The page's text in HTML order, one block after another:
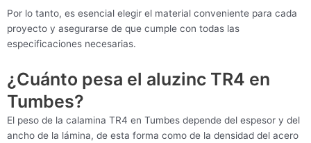
Por lo tanto, es esencial elegir el material conveniente para cada
proyecto y asegurarse de que cumple con todas las
especificaciones necesarias.
¿Cuánto pesa el aluzinc TR4 en
Tumbes?
El peso de la calamina TR4 en Tumbes depende del espesor y del
ancho de la lámina, de esta forma como de la densidad del acero